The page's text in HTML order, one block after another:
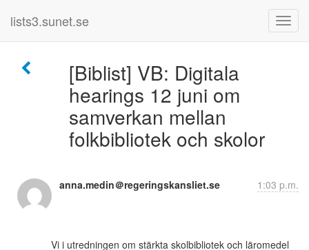
lists3.sunet.se
[Biblist] VB: Digitala
hearings 12 juni om
samverkan mellan
folkbibliotek och skolor
anna.medin＠regeringskansliet.se 1:03 p.m.